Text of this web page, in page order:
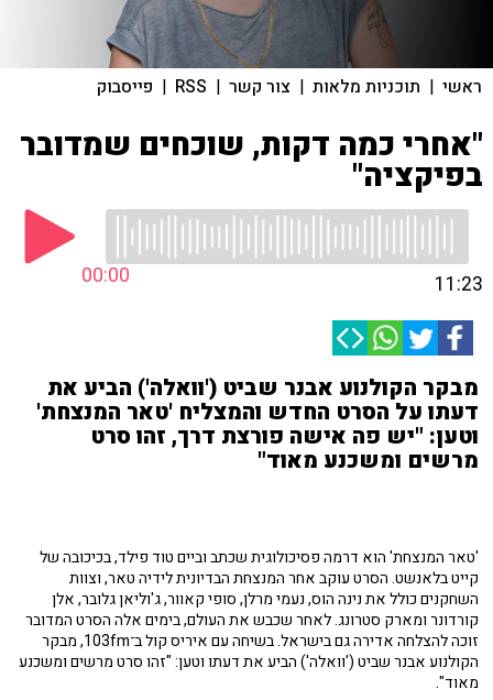
ראשי | תוכניות מלאות | צור קשר |
RSS
| פייסבוק
"אחרי כמה דקות, שוכחים שמדובר
בפיקציה"
00:00 11:23
מבקר הקולנוע אבנר שביט ('וואלה') הביע את
דעתו על הסרט החדש והמצליח 'טאר המנצחת'
וטען: "יש פה אישה פורצת דרך, זהו סרט
מרשים ומשכנע מאוד"
'טאר המנצחת' הוא דרמה פסיכולוגית שכתב וביים טוד פילד, בכיכובה של
קייט בלאנשט. הסרט עוקב אחר המנצחת הבדיונית לידיה טאר, וצוות
השחקנים כולל את נינה הוס, נעמי מרלן, סופי קאוור, ג'וליאן גלובר, אלן
קורדונר ומארק סטרונג. לאחר שכבש את העולם, בימים אלה הסרט המדובר
זוכה להצלחה אדירה גם בישראל. בשיחה עם איריס קול ב־103fm, מבקר
הקולנוע אבנר שביט ('וואלה') הביע את דעתו וטען: "זהו סרט מרשים ומשכנע
מאוד".